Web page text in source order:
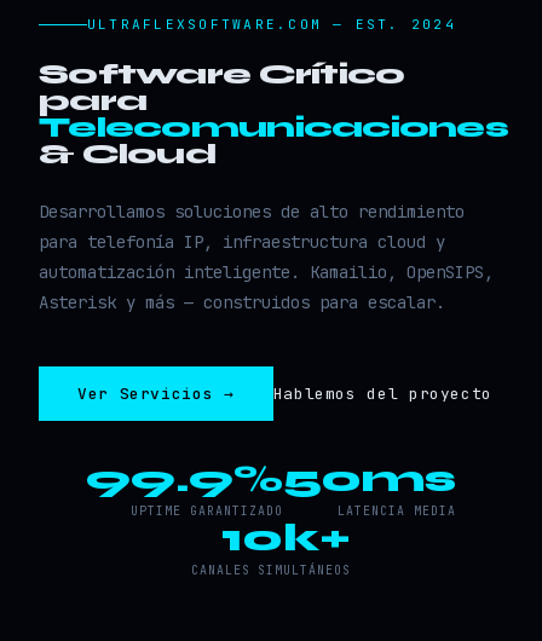
ULTRAFLEXSOFTWARE.COM — EST. 2024
Software Crítico
para
Telecomunicaciones
& Cloud
Desarrollamos soluciones de alto rendimiento
para telefonía IP, infraestructura cloud y
automatización inteligente. Kamailio, OpenSIPS,
Asterisk y más — construidos para escalar.
Ver Servicios → Hablemos del proyecto
99.9%
UPTIME GARANTIZADO
50ms
LATENCIA MEDIA
10k+
CANALES SIMULTÁNEOS